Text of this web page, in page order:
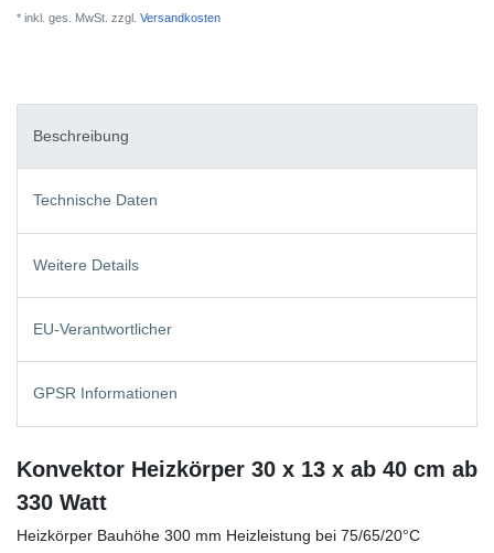
* inkl. ges. MwSt. zzgl. Versandkosten
Beschreibung
Technische Daten
Weitere Details
EU-Verantwortlicher
GPSR Informationen
Konvektor Heizkörper 30 x 13 x ab 40 cm ab
330 Watt
Heizkörper Bauhöhe 300 mm Heizleistung bei 75/65/20°C